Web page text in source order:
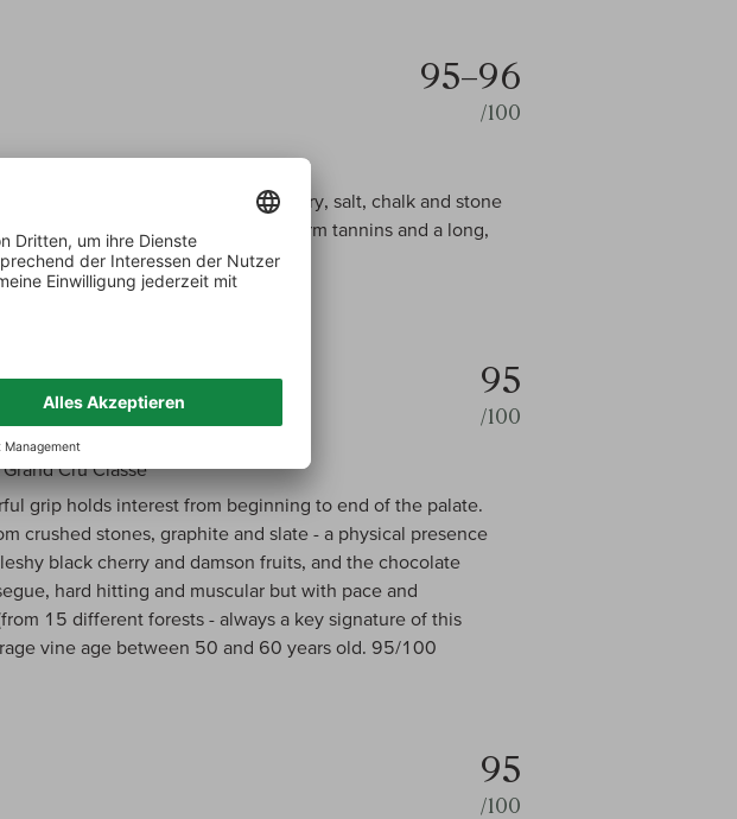
95–96
/100
Cru Classe
this wine is excellent with blackberry, salt, chalk and stone
medium-to full-bodied with fine, firm tannins and a long,
95
/100
Cru Classe
grip holds interest from beginning to end of the palate.
crushed stones, graphite and slate - a physical presence
black cherry and damson fruits, and the chocolate
hard hitting and muscular but with pace and
15 different forests - always a key signature of this
vine age between 50 and 60 years old. 95/100
95
/100